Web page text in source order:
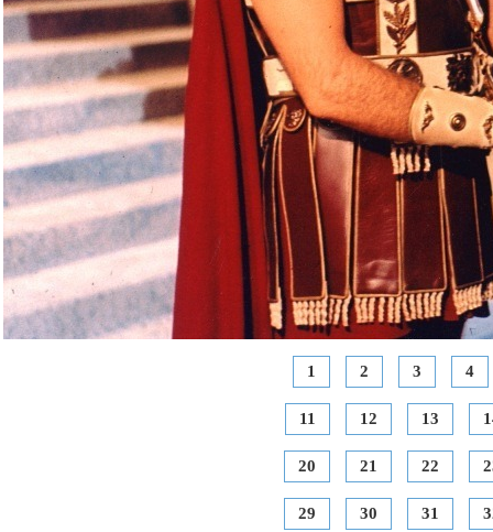
1 2 3 4
11 12 13
20 21 22
29 30 31